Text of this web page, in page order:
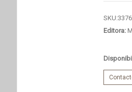
SKU:
Editora: